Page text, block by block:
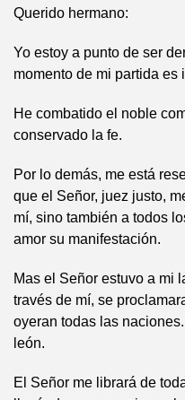
Querido hermano:
Yo estoy a punto de ser
momento de mi partida es
He combatido el noble
conservado la fe.
Por lo demás, me está
que el Señor, juez justo,
mí, sino también a todos
amor su manifestación.
Mas el Señor estuvo a mi
través de mí, se
oyeran todas las
león.
El Señor me librará de